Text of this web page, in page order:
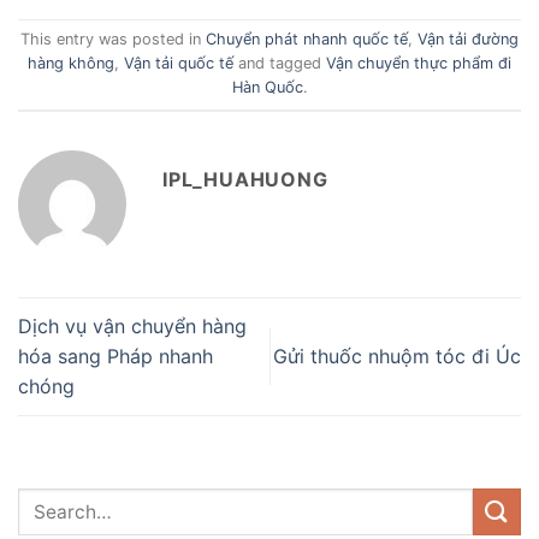
This entry was posted in Chuyển phát nhanh quốc tế, Vận tải đường
hàng không, Vận tải quốc tế and tagged Vận chuyển thực phẩm đi
Hàn Quốc.
IPL_HUAHUONG
Dịch vụ vận chuyển hàng
hóa sang Pháp nhanh
chóng
Gửi thuốc nhuộm tóc đi Úc